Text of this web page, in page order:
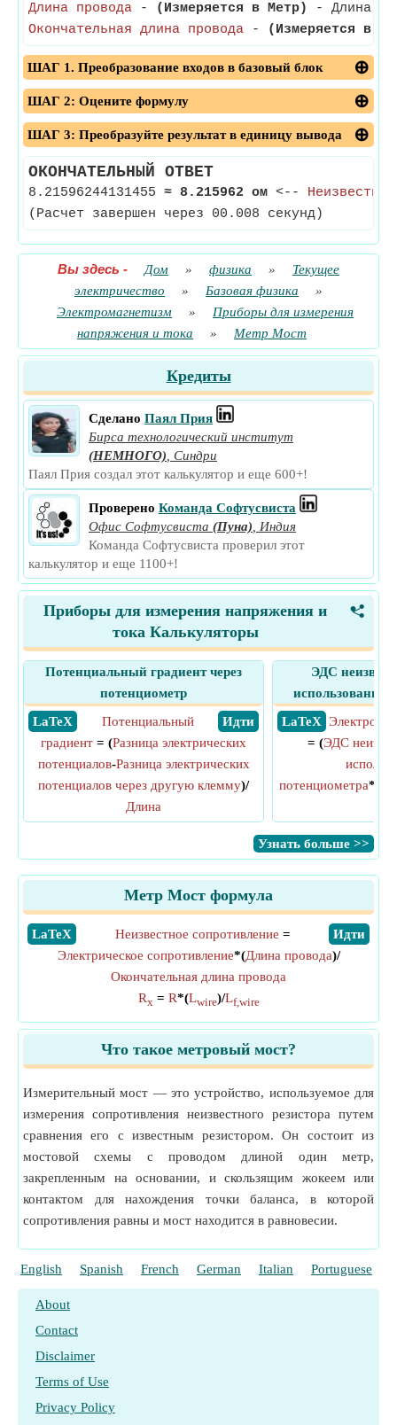
Длина провода - (Измеряется в Метр)
- Длина
Окончательная длина провода - (Измеряется в
ШАГ 1. Преобразование входов в базовый блок
ШАГ 2: Оцените формулу
ШАГ 3: Преобразуйте результат в единицу вывода
ОКОНЧАТЕЛЬНЫЙ ОТВЕТ
8.21596244131455 ≈ 8.215962 ом <--
(Расчет завершен через 00.008 секунд)
Вы здесь - Дом » физика »
Текущее
электричество
» Базовая физика
»
Электромагнетизм
»
Приборы для измерения
напряжения и тока
» Метр Мост
Кредиты
Сделано Паял Прия
Бирса технологический институт
(НЕМНОГО) Синдри
Паял Прия создал этот калькулятор и еще 600+!
Проверено Команда Софтусвиста
Офис Софтусвиста (Пуна)
Индия
Команда Софтусвиста проверил этот
калькулятор и еще 1100+!
<
Приборы для измерения напряжения и
тока Калькуляторы
Потенциальный градиент через
потенциометр
​ LaTeX
​ Идти
Потенциальный
градиент = (Разница электрических
потенциалов-Разница электрических
потенциалов через другую клемму)/
Длина
ЭДС
​ LaTeX
= (ЭДС
потенциометра*
​Узнать больше >>
Метр Мост формула
​LaTeX ​Идти
Неизвестное сопротивление =
Электрическое сопротивление*(Длина провода)/
Окончательная длина провода
Rx = R*(Lwire)/Lf,wire
Что такое метровый мост?
Измерительный мост — это устройство, используемое для
измерения сопротивления неизвестного резистора путем
сравнения его с известным резистором. Он состоит из
мостовой схемы с проводом длиной один метр,
закрепленным на основании, и скользящим жокеем или
контактом для нахождения точки баланса, в которой
сопротивления равны и мост находится в равновесии.
English Spanish French German Italian Portuguese
About
Contact
Disclaimer
Terms of Use
Privacy Policy